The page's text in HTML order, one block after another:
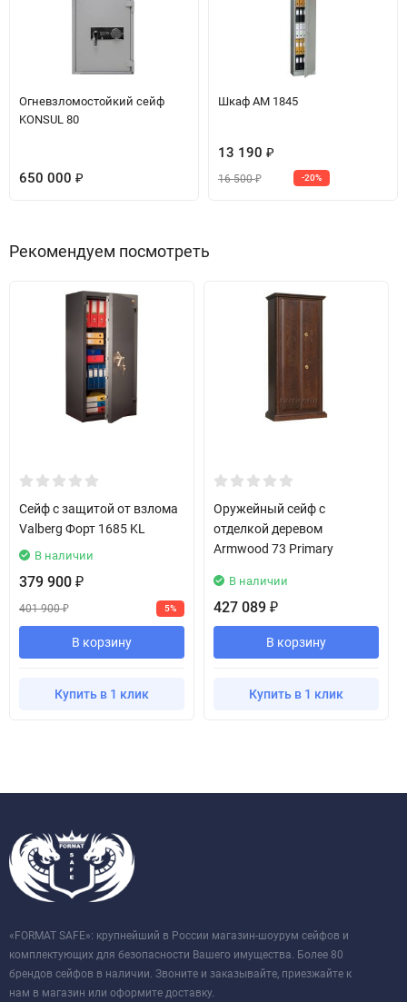
Огневзломостойкий сейф
KONSUL 80
650 000 ₽
Шкаф АМ 1845
13 190 ₽
16 500₽ -20%
Рекомендуем посмотреть
Сейф с защитой от взлома
Valberg Форт 1685 KL
В наличии
379 900 ₽
401 900₽ 5%
В корзину
Купить в 1 клик
Оружейный сейф с
отделкой деревом
Armwood 73 Primary
В наличии
427 089 ₽
В корзину
Купить в 1 клик
«FORMAT SAFE»: крупнейший в России магазин-шоурум сейфов и
комплектующих для безопасности Вашего имущества. Более 80
брендов сейфов в наличии. Звоните и заказывайте, приезжайте к
нам в магазин или оформите доставку.